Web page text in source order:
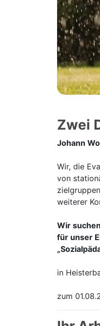
Zwei
Johann
Wir, die
von
weiterer
Wir
für unser
in
zum